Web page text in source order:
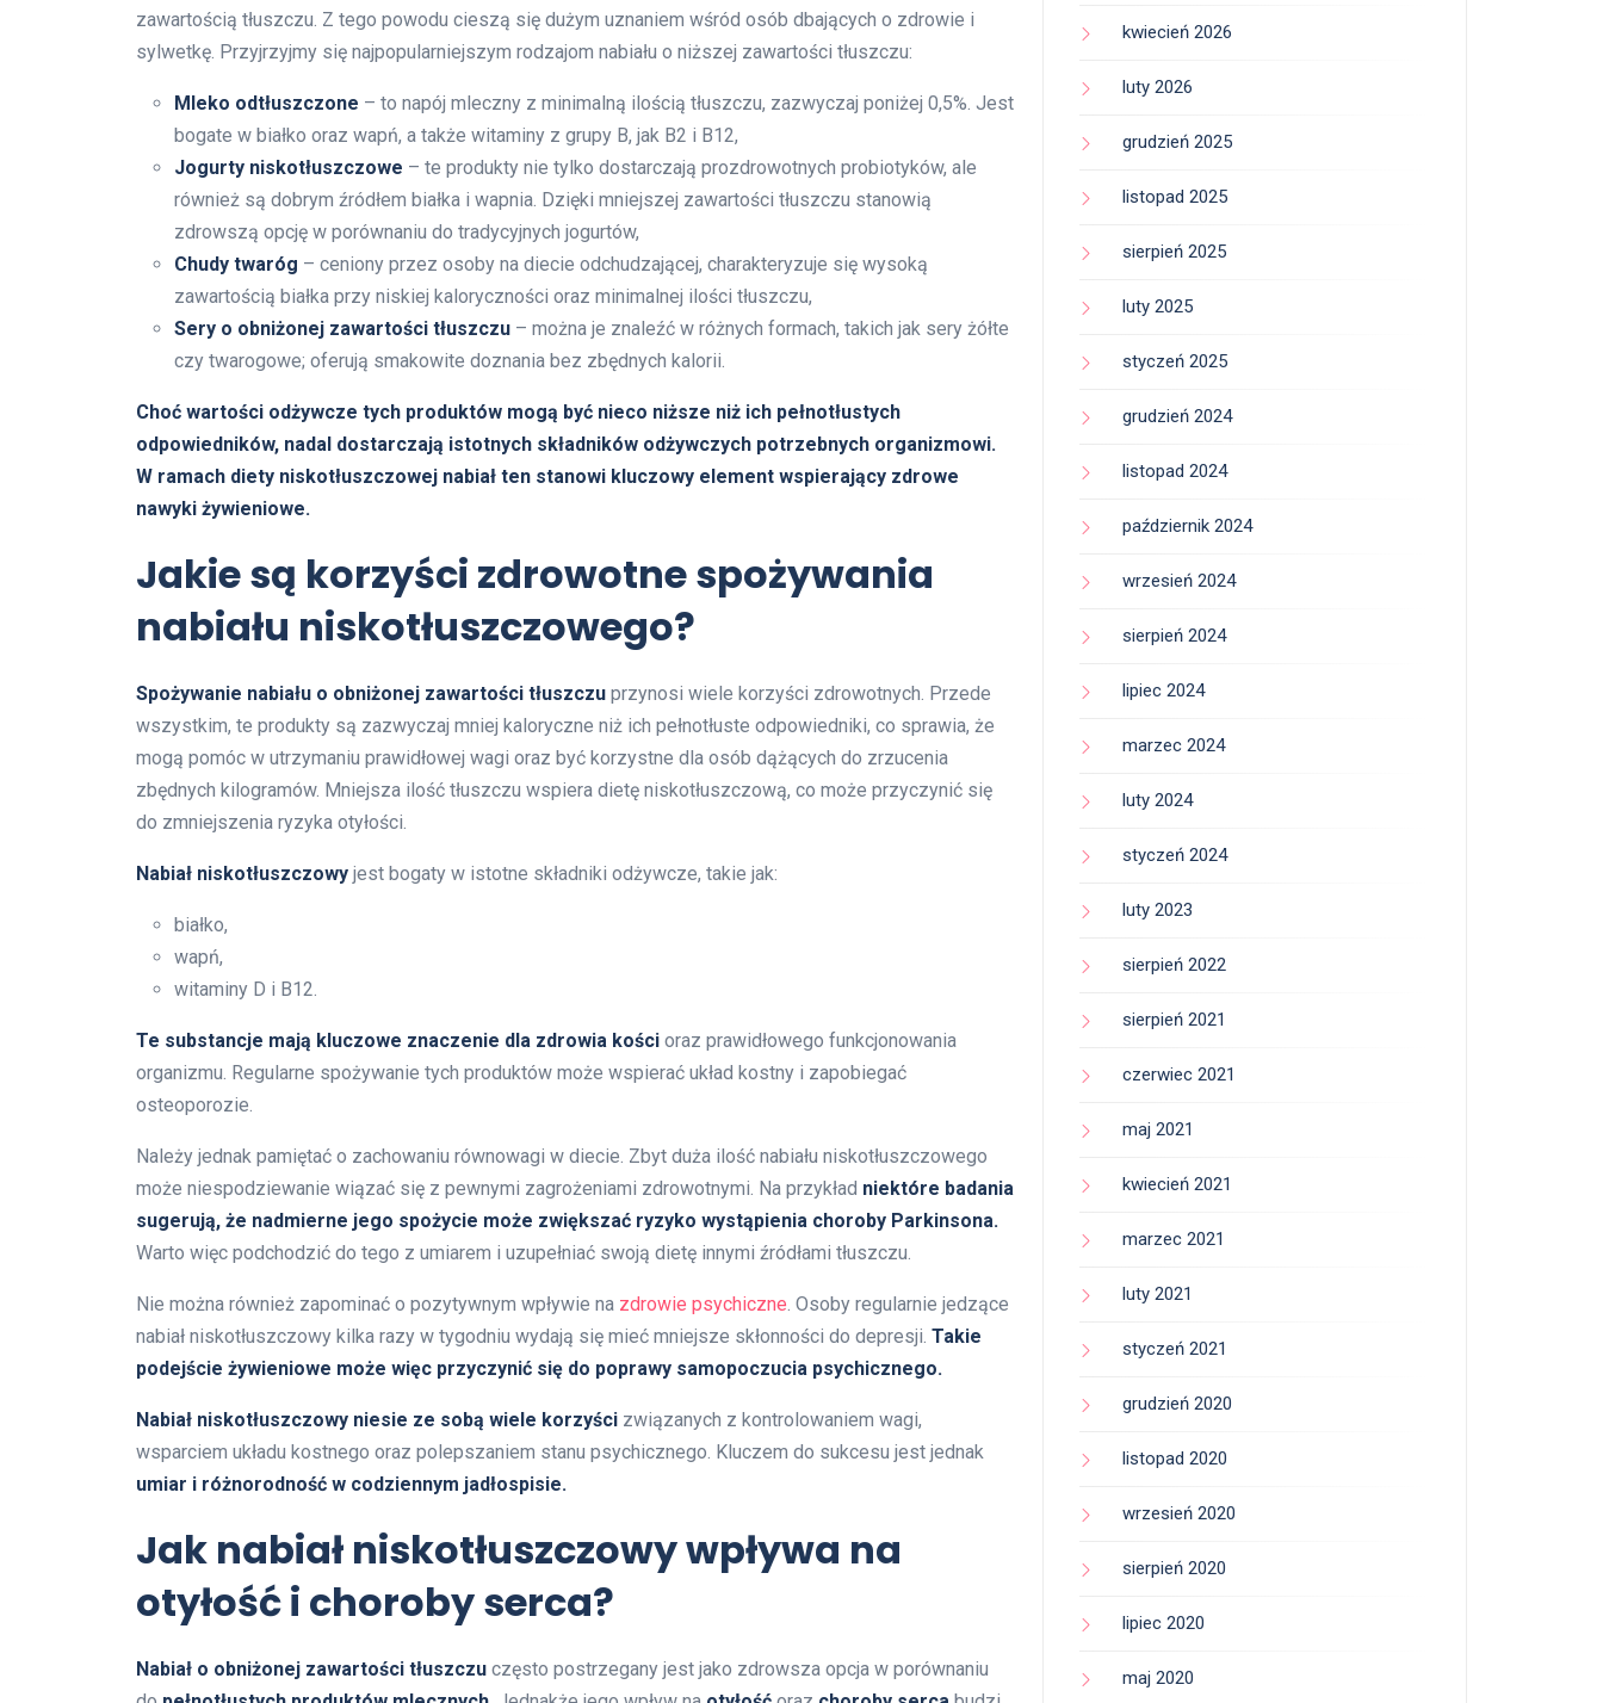
zawartością tłuszczu. Z tego powodu cieszą się dużym uznaniem wśród osób dbających o zdrowie i
sylwetkę. Przyjrzyjmy się najpopularniejszym rodzajom nabiału o niższej zawartości tłuszczu:
Mleko odtłuszczone – to napój mleczny z minimalną ilością tłuszczu, zazwyczaj poniżej 0,5%. Jest
bogate w białko oraz wapń, a także witaminy z grupy B, jak B2 i B12,
Jogurty niskotłuszczowe – te produkty nie tylko dostarczają prozdrowotnych probiotyków, ale
również są dobrym źródłem białka i wapnia. Dzięki mniejszej zawartości tłuszczu stanowią
zdrowszą opcję w porównaniu do tradycyjnych jogurtów,
Chudy twaróg – ceniony przez osoby na diecie odchudzającej, charakteryzuje się wysoką
zawartością białka przy niskiej kaloryczności oraz minimalnej ilości tłuszczu,
Sery o obniżonej zawartości tłuszczu – można je znaleźć w różnych formach, takich jak sery żółte
czy twarogowe; oferują smakowite doznania bez zbędnych kalorii.
Choć wartości odżywcze tych produktów mogą być nieco niższe niż ich pełnotłustych
odpowiedników, nadal dostarczają istotnych składników odżywczych potrzebnych organizmowi.
W ramach diety niskotłuszczowej nabiał ten stanowi kluczowy element wspierający zdrowe
nawyki żywieniowe.
Jakie są korzyści zdrowotne spożywania
nabiału niskotłuszczowego?
Spożywanie nabiału o obniżonej zawartości tłuszczu przynosi wiele korzyści zdrowotnych. Przede
wszystkim, te produkty są zazwyczaj mniej kaloryczne niż ich pełnotłuste odpowiedniki, co sprawia, że
mogą pomóc w utrzymaniu prawidłowej wagi oraz być korzystne dla osób dążących do zrzucenia
zbędnych kilogramów. Mniejsza ilość tłuszczu wspiera dietę niskotłuszczową, co może przyczynić się
do zmniejszenia ryzyka otyłości.
Nabiał niskotłuszczowy jest bogaty w istotne składniki odżywcze, takie jak:
białko,
wapń,
witaminy D i B12.
Te substancje mają kluczowe znaczenie dla zdrowia kości oraz prawidłowego funkcjonowania
organizmu. Regularne spożywanie tych produktów może wspierać układ kostny i zapobiegać
osteoporozie.
Należy jednak pamiętać o zachowaniu równowagi w diecie. Zbyt duża ilość nabiału niskotłuszczowego
może niespodziewanie wiązać się z pewnymi zagrożeniami zdrowotnymi. Na przykład niektóre badania
sugerują, że nadmierne jego spożycie może zwiększać ryzyko wystąpienia choroby Parkinsona.
Warto więc podchodzić do tego z umiarem i uzupełniać swoją dietę innymi źródłami tłuszczu.
Nie można również zapominać o pozytywnym wpływie na zdrowie psychiczne . Osoby regularnie jedzące
nabiał niskotłuszczowy kilka razy w tygodniu wydają się mieć mniejsze skłonności do depresji. Takie
podejście żywieniowe może więc przyczynić się do poprawy samopoczucia psychicznego.
Nabiał niskotłuszczowy niesie ze sobą wiele korzyści związanych z kontrolowaniem wagi,
wsparciem układu kostnego oraz polepszaniem stanu psychicznego. Kluczem do sukcesu jest jednak
umiar i różnorodność w codziennym jadłospisie.
Jak nabiał niskotłuszczowy wpływa na
otyłość i choroby serca?
Nabiał o obniżonej zawartości tłuszczu często postrzegany jest jako zdrowsza opcja w porównaniu
kwiecień 2026
luty 2026
grudzień 2025
listopad 2025
sierpień 2025
luty 2025
styczeń 2025
grudzień 2024
listopad 2024
październik 2024
wrzesień 2024
sierpień 2024
lipiec 2024
marzec 2024
luty 2024
styczeń 2024
luty 2023
sierpień 2022
sierpień 2021
czerwiec 2021
maj 2021
kwiecień 2021
marzec 2021
luty 2021
styczeń 2021
grudzień 2020
listopad 2020
wrzesień 2020
sierpień 2020
lipiec 2020
maj 2020